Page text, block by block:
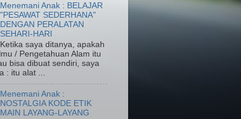
Menemani Anak : BELAJAR
"PESAWAT SEDERHANA"
DENGAN PERALATAN
SEHARI-HARI
Ketika saya ditanya, apakah
/ Pengetahuan Alam itu
bisa dibuat sendiri, saya
: itu alat ...
Menemani Anak :
NOSTALGIA KODE ETIK
MAIN LAYANG-LAYANG